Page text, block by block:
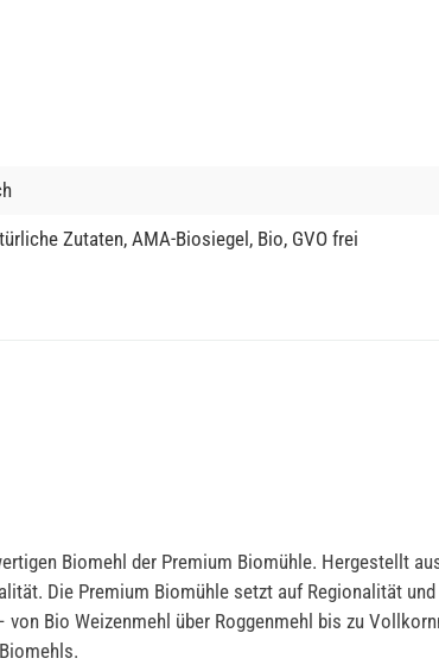
Zutaten, AMA-Biosiegel, Bio, GVO frei
Biomehl der Premium Biomühle. Hergestellt
Die Premium Biomühle setzt auf Regionalität
Bio Weizenmehl über Roggenmehl bis zu